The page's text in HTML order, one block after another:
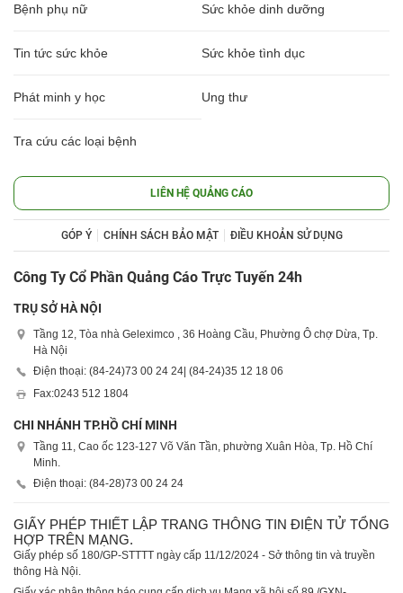
Bệnh phụ nữ Sức khỏe dinh dưỡng
Tin tức sức khỏe Sức khỏe tình dục
Phát minh y học Ung thư
Tra cứu các loại bệnh
LIÊN HỆ QUẢNG CÁO
GÓP Ý CHÍNH SÁCH BẢO MẬT ĐIỀU KHOẢN SỬ DỤNG
Công Ty Cổ Phần Quảng Cáo Trực Tuyến 24h
TRỤ SỞ HÀ NỘI
Tầng 12, Tòa nhà Geleximco , 36 Hoàng Cầu, Phường Ô chợ Dừa, Tp.
Hà Nội
Điện thoại: (84-24)73 00 24 24| (84-24)35 12 18 06
Fax:0243 512 1804
CHI NHÁNH TP.HỒ CHÍ MINH
Tầng 11, Cao ốc 123-127 Võ Văn Tần, phường Xuân Hòa, Tp. Hồ Chí
Minh.
Điện thoại: (84-28)73 00 24 24
GIẤY PHÉP THIẾT LẬP TRANG THÔNG TIN ĐIỆN TỬ TỔNG
HỢP TRÊN MẠNG.
Giấy phép số 180/GP-STTTT ngày cấp 11/12/2024 - Sở thông tin và truyền
thông Hà Nội.